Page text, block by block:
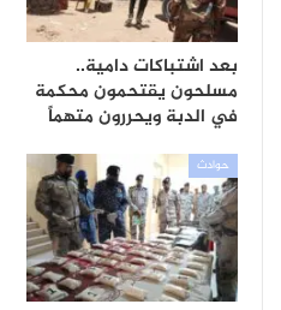
بعد اشتباكات دامية..
مسلحون يقتحمون محكمة
في الدبة ويحررون متهماً
حوادث